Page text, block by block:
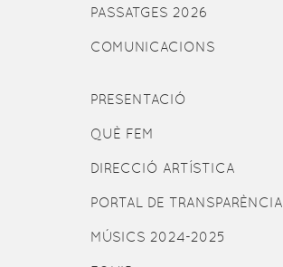
PASSATGES 2026
COMUNICACIONS
PRESENTACIÓ
QUÈ FEM
DIRECCIÓ ARTÍSTICA
PORTAL DE TRANSPARÈNCIA
MÚSICS 2024-2025